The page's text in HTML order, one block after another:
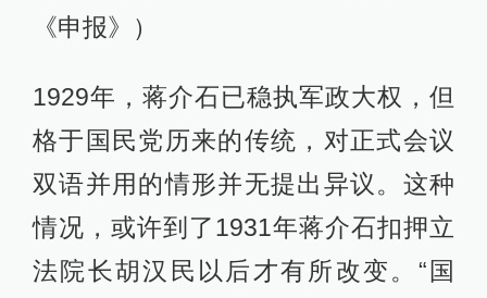
《申报》）
1929年，蒋介石已稳执军政大权，但
格于国民党历来的传统，对正式会议
双语并用的情形并无提出异议。这种
情况，或许到了1931年蒋介石扣押立
法院长胡汉民以后才有所改变。“国